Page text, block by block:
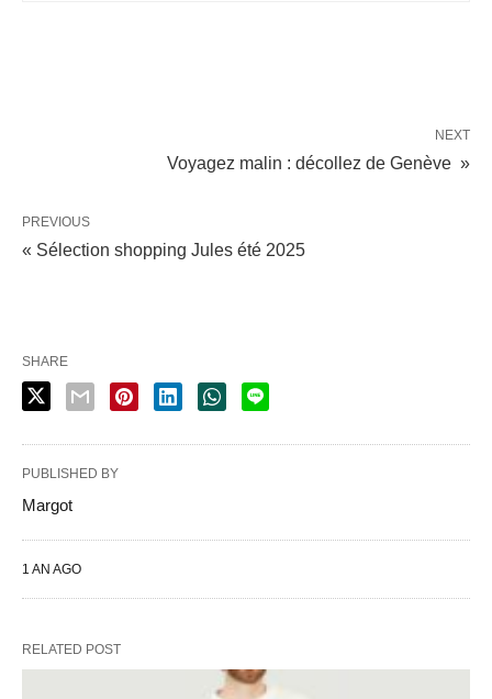
NEXT
Voyagez malin : décollez de Genève »
PREVIOUS
« Sélection shopping Jules été 2025
SHARE
PUBLISHED BY
Margot
1 AN AGO
RELATED POST